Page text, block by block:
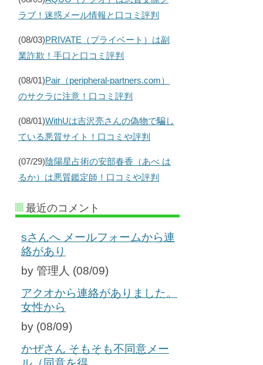
ラブ！迷惑メール情報と口コミ評判
(08/03)PRIVATE（プライベート）は副
業詐欺！手口と口コミ評判
(08/01)Pair（peripheral-partners.com）
のサクラに注意！口コミ評判
(08/01)WithUは吉沢亮さんの偽物で騙し
ている悪質サイト！口コミや評判
(07/29)陰陽星占術の安部春香（あべ は
るか）は悪質鑑定師！口コミや評判
最近のコメント
sさんへ メールフォームから連
絡があり
by 管理人 (08/09)
アクオから連絡がありました。
女性から
by (08/09)
かぜさん そもそも不同意メー